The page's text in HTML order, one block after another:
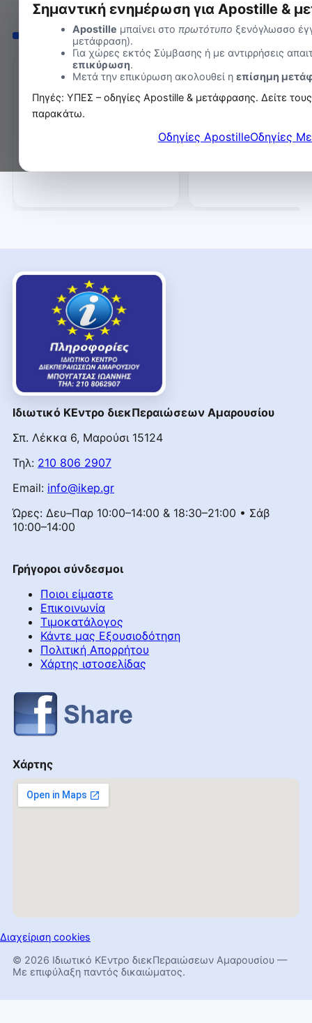
Σημαντική ενημέρωση για Apostille &
Apostille μπαίνει στο πρωτότυπο ξενόγλωσσο
μετάφραση).
Για χώρες εκτός Σύμβασης ή με αντιρρήσεις
επικύρωση.
Μετά την επικύρωση ακολουθεί ηεπίσημη
Πηγές: ΥΠΕΣ – οδηγίες Apostille & μετάφρασης. Δείτε
παρακάτω.
Οδηγίες ApostilleΟδηγίες
ΣΧΕΤΙΚΆ ΆΡΘΡΑ ‹ ›
Καταχώρηση Γέννησης
Μεταγραφή γέννησης
εξωτερικού.
ΣΎΝΟΨΗ
Ειδικό Ληξιαρχείο
οι εργασίες
διαζύγια, θάνατοι
Ιδιωτικό ΚΕντρο διεκΠεραιώσεων Αμαρουσίου
Σπ. Λέκκα 6, Μαρούσι 15124
Τηλ: 210 806 2907
Email: info@ikep.gr
Ώρες: Δευ–Παρ 10:00–14:00 & 18:30–21:00 • Σάβ
10:00–14:00
Γρήγοροι σύνδεσμοι
Ποιοι είμαστε
Επικοινωνία
Τιμοκατάλογος
Κάντε μας Εξουσιοδότηση
Πολιτική Απορρήτου
Χάρτης ιστοσελίδας
Χάρτης
Διαχείριση cookies
© 2026 Ιδιωτικό ΚΕντρο διεκΠεραιώσεων Αμαρουσίου —
Με επιφύλαξη παντός δικαιώματος.